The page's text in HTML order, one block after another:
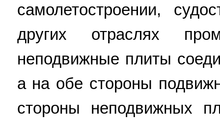
самолетостроении,
других отраслях
неподвижные плиты
а на обе стороны
стороны неподвижных